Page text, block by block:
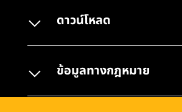
ดาวน์โหลด
ข้อมูลทางกฎหมาย